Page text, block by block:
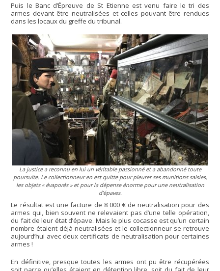
Puis le Banc d’Épreuve de St Etienne est venu faire le tri des
armes devant être neutralisées et celles pouvant être rendues
dans les locaux du greffe du tribunal.
La justice a reconnu en lui un véritable passionné et a abandonné toute
poursuite. Le collectionneur en est quitte pour pleurer ses munitions saisies,
les objets « évaporés » et pour la dépense énorme pour une neutralisation
d’épaves.
Le résultat est une facture de 8 000 € de neutralisation pour des
armes qui, bien souvent ne relevaient pas d’une telle opération,
du fait de leur état d’épave. Mais le plus cocasse est qu’un certain
nombre étaient déjà neutralisées et le collectionneur se retrouve
aujourd’hui avec deux certificats de neutralisation pour certaines
armes !
En définitive, presque toutes les armes ont pu être récupérées